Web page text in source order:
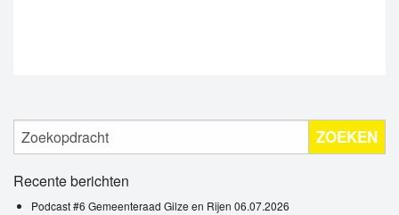
ZOEKEN
Recente berichten
Podcast #6 Gemeenteraad Gilze en Rijen 06.07.2026